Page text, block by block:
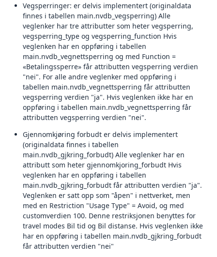
Vegsperringer: er delvis implementert (originaldata
finnes i tabellen main.nvdb_vegsperring) Alle
veglenker har tre attributter som heter vegsperring,
vegsperring_type og vegsperring_function Hvis
veglenken har en oppføring i tabellen
main.nvdb_vegnettsperring og med Function =
«Betalingssperre» får attributten vegsperring verdien
"nei". For alle andre veglenker med oppføring i
tabellen main.nvdb_vegnettsperring får attributten
vegsperring verdien "ja". Hvis veglenken ikke har en
oppføring i tabellen main.nvdb_vegnettsperring får
attributten vegsperring verdien "nei".
Gjennomkjøring forbudt er delvis implementert
(originaldata finnes i tabellen
main.nvdb_gjkring_forbudt) Alle veglenker har en
attributt som heter gjennomkjoring_forbudt Hvis
veglenken har en oppføring i tabellen
main.nvdb_gjkring_forbudt får attributten verdien "ja".
Veglenken er satt opp som "åpen" i nettverket, men
med en Restriction "Usage Type" = Avoid, og med
customverdien 100. Denne restriksjonen benyttes for
travel modes Bil tid og Bil distanse. Hvis veglenken ikke
har en oppføring i tabellen main.nvdb_gjkring_forbudt
får attributten verdien "nei"